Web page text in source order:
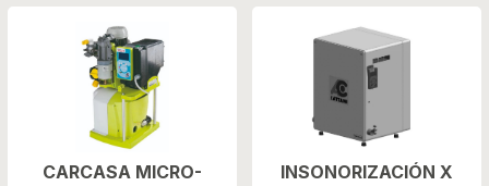
CARCASA MICRO-
INSONORIZACIÓN X